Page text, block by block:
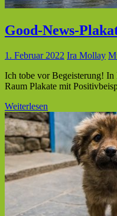
Good-News-
1. Februar 2022 Ira Mollay
Ich tobe vor Begeisterung!
Raum Plakate mit
Weiterlesen